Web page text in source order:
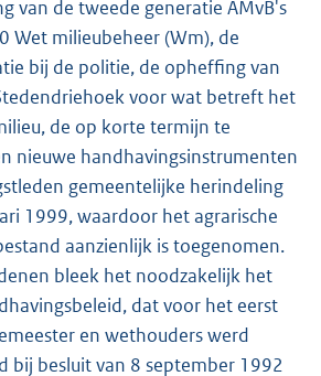
van de tweede generatie AMvB's
Wet milieubeheer (Wm), de
bij de politie, de opheffing van
voor wat betreft het
de op korte termijn te
nieuwe handhavingsinstrumenten
gemeentelijke herindeling
1999, waardoor het agrarische
aanzienlijk is toegenomen.
bleek het noodzakelijk het
dat voor het eerst
en wethouders werd
bij besluit van 8 september 1992